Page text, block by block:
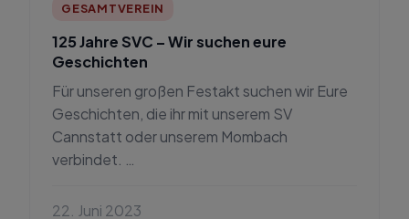
GESAMTVEREIN
125 Jahre SVC – Wir suchen eure
Geschichten
Für unseren großen Festakt suchen wir Eure
Geschichten, die ihr mit unserem SV
Cannstatt oder unserem Mombach
verbindet. …
22. Juni 2023